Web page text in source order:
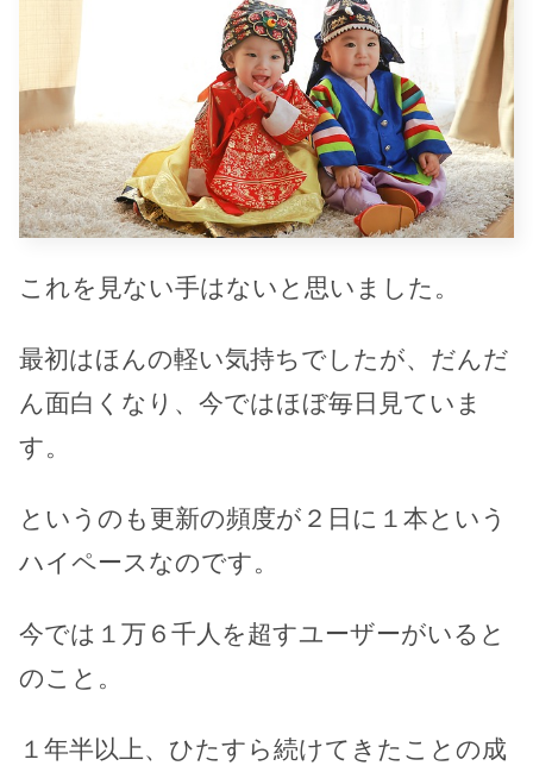
これを見ない手はないと思いました。
最初はほんの軽い気持ちでしたが、だんだ
ん面白くなり、今ではほぼ毎日見ていま
す。
というのも更新の頻度が２日に１本という
ハイペースなのです。
今では１万６千人を超すユーザーがいると
のこと。
１年半以上、ひたすら続けてきたことの成